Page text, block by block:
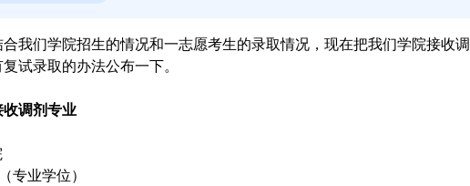
我们学院招生的情况和一志愿考生的录取情况，现在把我们学院接收调
试录取的办法公布一下。
调剂专业
专业学位）